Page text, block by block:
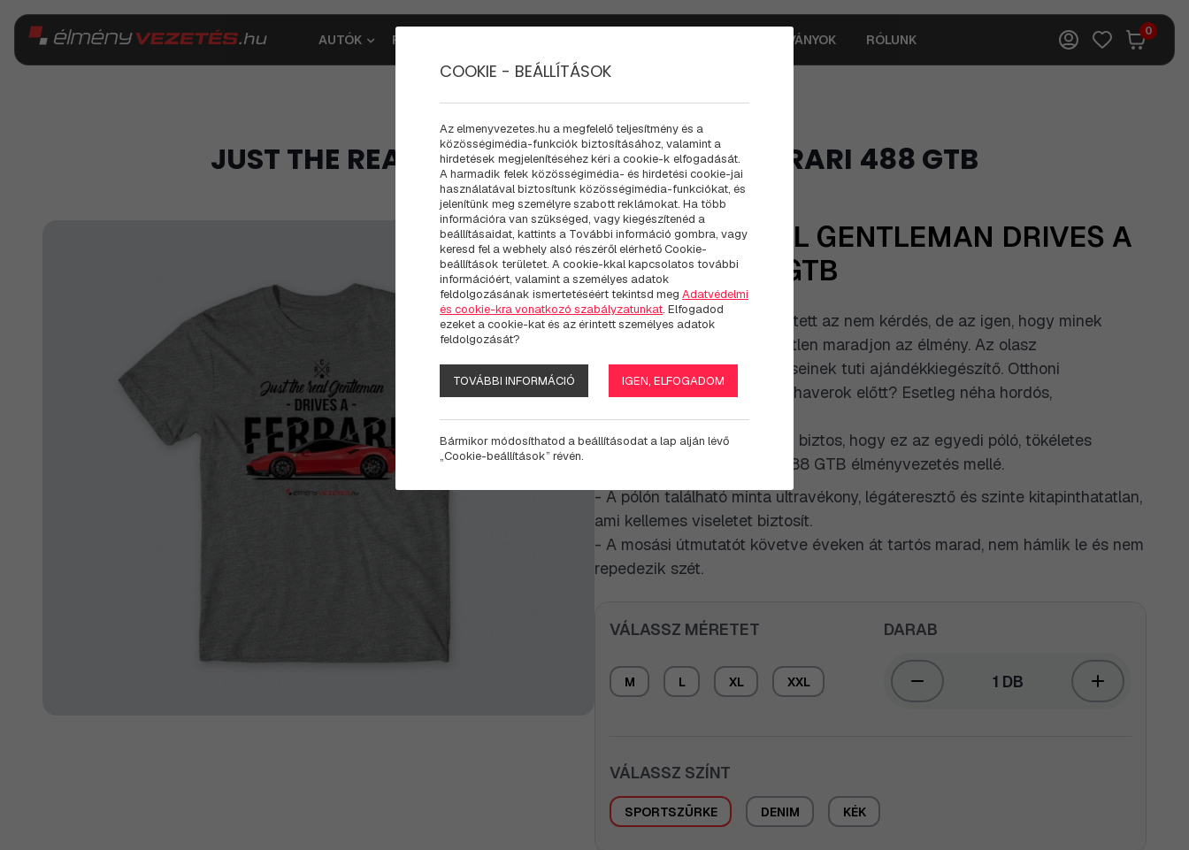
AUTÓK PÁLYÁK UTALVÁNYOK RÓLUNK
0
JUST THE REAL GENTLEMAN DRIVES A FERRARI 488 GTB
JUST THE REAL GENTLEMAN DRIVES A
FERRARI 488 GTB
Hogy Ferrari sofőrnek született az nem kérdés, de az igen, hogy minek
örülne még, hogy felejthetetlen maradjon az élmény. Az olasz
szupersportautók szerelmeseinek tuti ajándékkiegészítő. Otthoni
pihizősnek? Felvágósnak a haverok előtt? Esetleg néha hordós,
nosztalgiázósnak?
Legyen szó bármelyikről, az biztos, hogy ez az egyedi póló, tökéletes
ajándék lehet egy Ferrari 488 GTB élményvezetés mellé.
- A pólón található minta ultravékony, légáteresztő és szinte kitapinthatatlan,
ami kellemes viseletet biztosít.
- A mosási útmutatót követve éveken át tartós marad, nem hámlik le és nem
repedezik szét.
VÁLASSZ MÉRETET
M L XL XXL
DARAB
1 DB
VÁLASSZ SZÍNT
SPORTSZÜRKE DENIM KÉK
COOKIE - BEÁLLÍTÁSOK
Az elmenyvezetes.hu a megfelelő teljesítmény és a
közösségimédia-funkciók biztosításához, valamint a
hirdetések megjelenítéséhez kéri a cookie-k elfogadását.
A harmadik felek közösségimédia- és hirdetési cookie-jai
használatával biztosítunk közösségimédia-funkciókat, és
jelenítünk meg személyre szabott reklámokat. Ha több
információra van szükséged, vagy kiegészítenéd a
beállításaidat, kattints a További információ gombra, vagy
keresd fel a webhely alsó részéről elérhető Cookie-
beállítások területet. A cookie-kkal kapcsolatos további
információért, valamint a személyes adatok
feldolgozásának ismertetéséért tekintsd meg Adatvédelmi
és cookie-kra vonatkozó szabályzatunkat. Elfogadod
ezeket a cookie-kat és az érintett személyes adatok
feldolgozását?
TOVÁBBI INFORMÁCIÓ IGEN, ELFOGADOM
Bármikor módosíthatod a beállításodat a lap alján lévő
„Cookie-beállítások” révén.